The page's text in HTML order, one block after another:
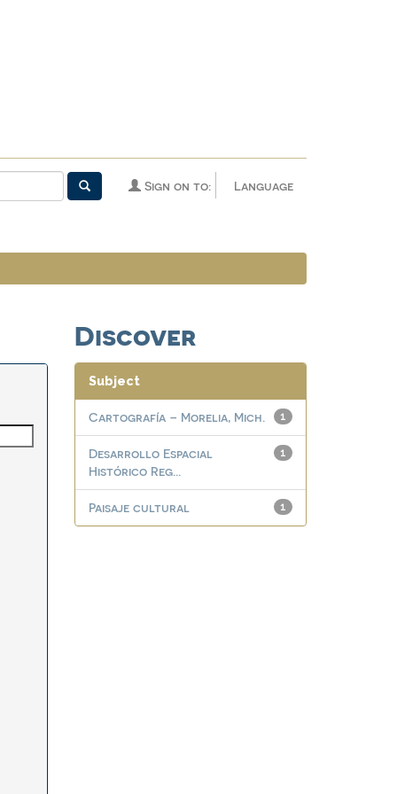
Language
Sign on to:
Discover
Subject
1
Cartografía – Morelia, Mich.
1
Desarrollo Espacial
Histórico Reg...
1
Paisaje cultural